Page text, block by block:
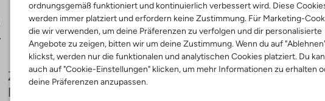
ordnungsgemäß funktioniert und kontinuierlich verbessert wird. Diese
werden immer platziert und erfordern keine Zustimmung. Für Marketing-
die wir verwenden, um deine Präferenzen zu verfolgen und dir personalisierte
Angebote zu zeigen, bitten wir um deine Zustimmung. Wenn du auf
klickst, werden nur die funktionalen und analytischen Cookies platziert. Du
auch auf "Cookie-Einstellungen" klicken, um mehr Informationen zu erhalten
deine Präferenzen anzupassen.
Lieferung & Rückgabe
Zusammensetzung &
Passform